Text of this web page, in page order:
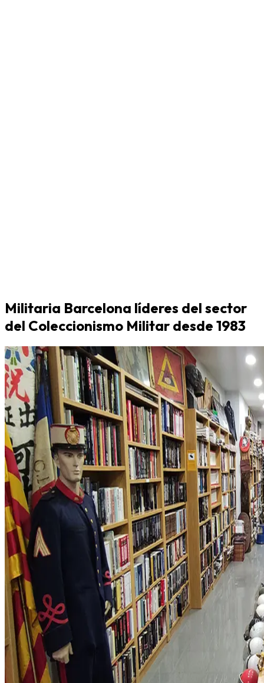
Militaria Barcelona líderes del sector
del Coleccionismo Militar desde 1983